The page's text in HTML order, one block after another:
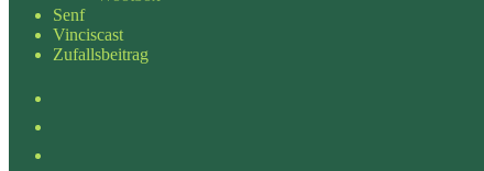
Senf
Vinciscast
Zufallsbeitrag